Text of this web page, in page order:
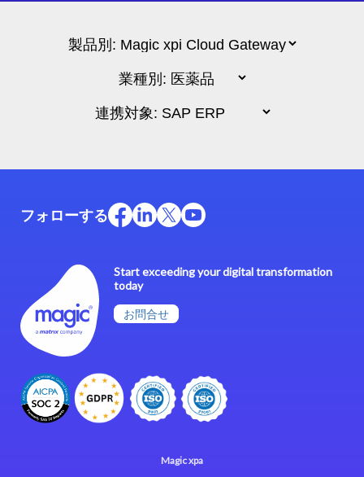
Start exceeding your digital transformation
today
お問合せ
フォローする
Magic xpa